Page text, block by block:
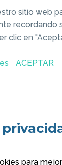
sitio web
recordando
clic en
ACEPTAR
para